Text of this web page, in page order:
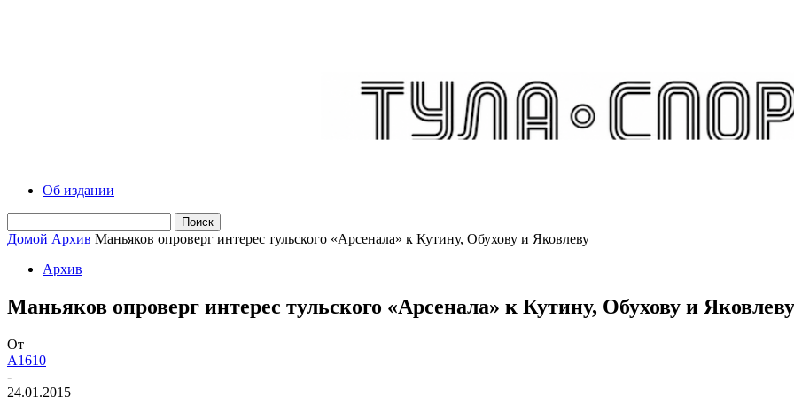
Об издании
Домой Архив Маньяков опроверг интерес тульского «Арсенала» к Кутину, Обухову и Яковлеву
Архив
Маньяков опроверг интерес тульского «Арсенала» к Кутину, Обухову и Яковлеву
От
A1610
-
24.01.2015